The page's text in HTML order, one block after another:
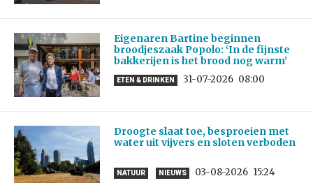
Eigenaren Bartine beginnen
broodjeszaak Popolo: ‘In de fijnste
bakkerijen is het brood nog warm’
ETEN & DRINKEN 31-07-2026 08:00
Droogte slaat toe, besproeien met
water uit vijvers en sloten verboden
NATUUR NIEUWS 03-08-2026 15:24